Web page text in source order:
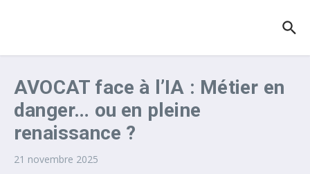
AVOCAT face à l’IA : Métier en
danger… ou en pleine
renaissance ?
21 novembre 2025